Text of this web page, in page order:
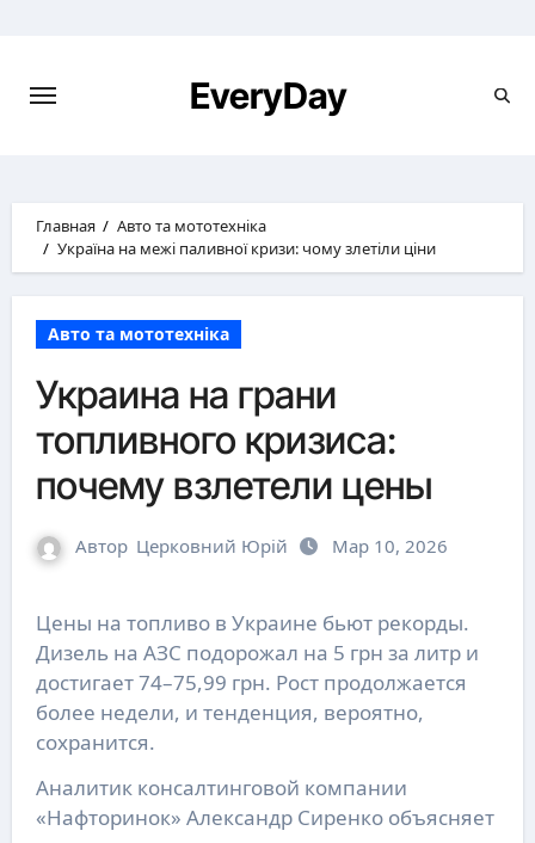
EveryDay
Главная
Авто та мототехніка
Україна на межі паливної кризи: чому злетіли ціни
Авто та мототехніка
Украина на грани
топливного кризиса:
почему взлетели цены
Автор Церковний Юрій Мар 10, 2026
Цены на топливо в Украине бьют рекорды.
Дизель на АЗС подорожал на 5 грн за литр и
достигает 74–75,99 грн. Рост продолжается
более недели, и тенденция, вероятно,
сохранится.
Аналитик консалтинговой компании
«Нафторинок» Александр Сиренко объясняет